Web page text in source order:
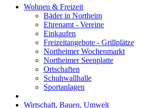
Wohnen & Freizeit
Bäder in Northeim
Ehrenamt - Vereine
Einkaufen
Freizeitangebote - Grillplätze
Northeimer Wochenmarkt
Northeimer Seenplatte
Ortschaften
Schuhwallhalle
Sportanlagen
Wirtschaft, Bauen, Umwelt